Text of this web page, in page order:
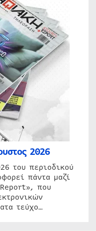
2026
του περιοδικού
πάντα μαζί
που
τεύχο…